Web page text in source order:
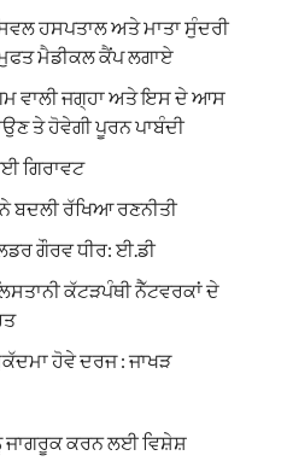
ਹਸਪਤਾਲ ਅਤੇ ਮਾਤਾ ਸੁੰਦਰੀ
ਮੈਡੀਕਲ ਕੈਂਪ ਲਗਾਏ
ਵਾਲੀ ਜਗ੍ਹਾ ਅਤੇ ਇਸ ਦੇ ਆਸ
ਤੇ ਹੋਵੇਗੀ ਪੂਰਨ ਪਾਬੰਦੀ
ਗਿਰਾਵਟ
ਬਦਲੀ ਰੱਖਿਆ ਰਣਨੀਤੀ
ਗੌਰਵ ਧੀਰ: ਈ.ਡੀ
ਕੱਟੜਪੰਥੀ ਨੈੱਟਵਰਕਾਂ ਦੇ
ਹੋਵੇ ਦਰਜ : ਜਾਖੜ
ਜਾਗਰੂਕ ਕਰਨ ਲਈ ਵਿਸ਼ੇਸ਼